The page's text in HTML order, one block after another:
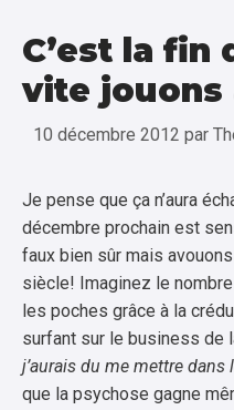
C’est la fin
vite jouons
10 décembre 2012 par
Je pense que ça n’aura
décembre prochain est
faux bien sûr mais
siècle! Imaginez le
les poches grâce à la
surfant sur le business de
j’aurais du me mettre dans
que la psychose gagne